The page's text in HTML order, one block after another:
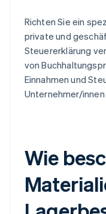
Richten Sie ein
private und
Steuererklärung
von
Einnahmen und
Unternehmer/
Wie